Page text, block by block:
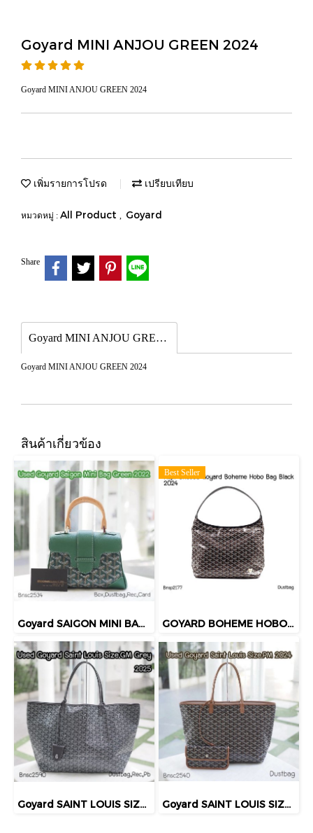
Goyard MINI ANJOU GREEN 2024
Goyard MINI ANJOU GREEN 2024
เพิ่มรายการโปรด เปรียบเทียบ
หมวดหมู่ : All Product , Goyard
Share
Goyard MINI ANJOU GREEN 2024
Goyard MINI ANJOU GREEN 2024
สินค้าเกี่ยวข้อง
Goyard SAIGON MINI BAG SOPLE GREEN 2022
Best Seller
GOYARD BOHEME HOBO BAG BLACK 2024
Goyard SAINT LOUIS SIZE.GM GREY 2025 Goyard SAINT LOUIS SIZE.PM 2024